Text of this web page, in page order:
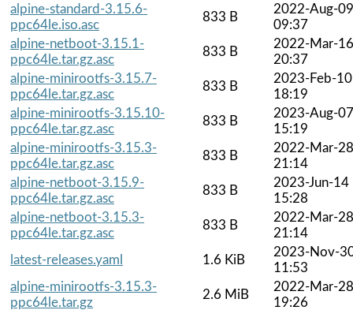
alpine-standard-3.15.6-
ppc64le.iso.asc
833 B
2022-Aug-09
09:37
alpine-netboot-3.15.1-
ppc64le.tar.gz.asc
833 B
2022-Mar-16
20:37
alpine-minirootfs-3.15.7-
ppc64le.tar.gz.asc
833 B
2023-Feb-10
18:19
alpine-minirootfs-3.15.10-
ppc64le.tar.gz.asc
833 B
2023-Aug-07
15:19
alpine-minirootfs-3.15.3-
ppc64le.tar.gz.asc
833 B
2022-Mar-28
21:14
alpine-netboot-3.15.9-
ppc64le.tar.gz.asc
833 B
2023-Jun-14
15:28
alpine-netboot-3.15.3-
ppc64le.tar.gz.asc
833 B
2022-Mar-28
21:14
latest-releases.yaml
1.6 KiB
2023-Nov-
11:53
alpine-minirootfs-3.15.3-
ppc64le.tar.gz
2.6 MiB
2022-Mar-28
19:26